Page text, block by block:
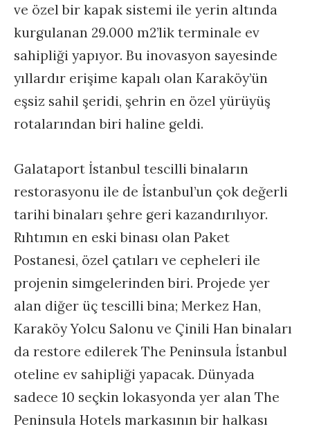
ve özel bir kapak sistemi ile yerin altında
kurgulanan 29.000 m2’lik terminale ev
sahipliği yapıyor. Bu inovasyon sayesinde
yıllardır erişime kapalı olan Karaköy’ün
eşsiz sahil şeridi, şehrin en özel yürüyüş
rotalarından biri haline geldi.
Galataport İstanbul tescilli binaların
restorasyonu ile de İstanbul’un çok değerli
tarihi binaları şehre geri kazandırılıyor.
Rıhtımın en eski binası olan Paket
Postanesi, özel çatıları ve cepheleri ile
projenin simgelerinden biri. Projede yer
alan diğer üç tescilli bina; Merkez Han,
Karaköy Yolcu Salonu ve Çinili Han binaları
da restore edilerek The Peninsula İstanbul
oteline ev sahipliği yapacak. Dünyada
sadece 10 seçkin lokasyonda yer alan The
Peninsula Hotels markasının bir halkası